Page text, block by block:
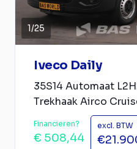
1/25
Iveco Daily
35S14 Automaat
Trekhaak Airco
Financieren?
€ 508,44
excl. BTW